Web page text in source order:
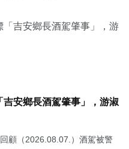
安鄉長酒駕肇事」，游淑
顧（2026.08.07.）酒駕被警